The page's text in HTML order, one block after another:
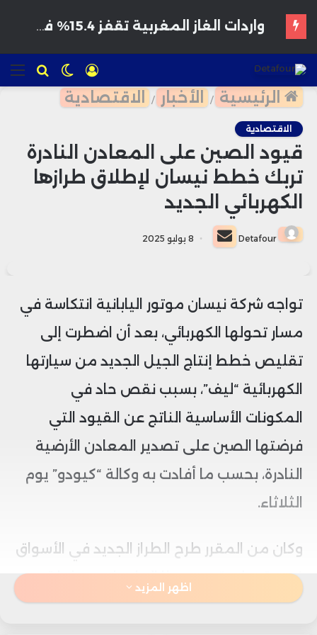
للبحث الوضع
المظلم
تسجيل
الدخول
الرئيسية / الأخبار / الاقتصادية
الاقتصادية
قيود الصين على المعادن النادرة
تربك خطط نيسان لإطلاق طرازها
الكهربائي الجديد
Detafour
أرسل
بريدا
8 يوليو 2025
تواجه شركة نيسان موتور اليابانية انتكاسة في
مسار تحولها الكهربائي، بعد أن اضطرت إلى
تقليص خطط إنتاج الجيل الجديد من سيارتها
الكهربائية “ليف”، بسبب نقص حاد في
المكونات الأساسية الناتج عن القيود التي
فرضتها الصين على تصدير المعادن الأرضية
النادرة، بحسب ما أفادت به وكالة “كيودو” يوم
الثلاثاء.
وكان من المقرر طرح الطراز الجديد في الأسواق
في وقت لاحق من هذا العام، ضمن خطة
إصلاح استراتيجية أوسع تتضمن إغلاق سبعة
اظهر المزيد